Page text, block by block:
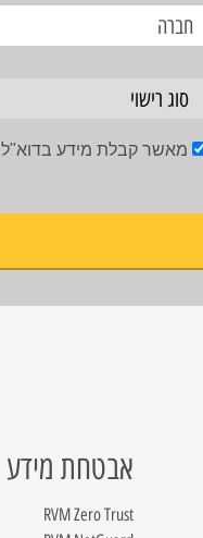
מאשר קבלת מידע בדוא"ל
אבטחת מידע
RVM Zero Trust